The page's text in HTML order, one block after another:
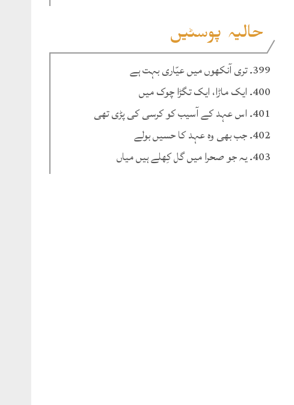
حالیہ پوسٹیں
399۔ تری آنکھوں میں عیّاری بہت ہے
400۔ ایک ماڑا، ایک تگڑا چوک میں
401۔ اس عہد کے آسیب کو کرسی کی پڑی تھی
402۔ جب بھی وہ عہد کا حسیں بولے
403۔ یہ جو صحرا میں گل کِھلے ہیں میاں